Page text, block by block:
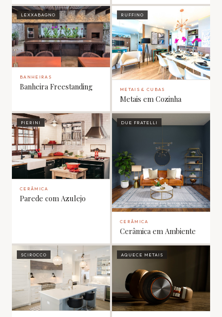
LEXXABAGNO
BANHEIRAS
Banheira Freestanding
RUFFINO
METAIS & CUBAS
Metais em Cozinha
PIERINI
CERÂMICA
Parede com Azulejo
DUE FRATELLI
CERÂMICA
Cerâmica em Ambiente
SCIROCCO AQUECE METAIS